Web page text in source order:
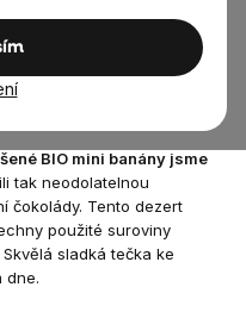
70% hořké čokoládě
BIO mini banány jsme
tak neodolatelnou
čokolády. Tento dezert
použité suroviny
sladká tečka ke
dne.